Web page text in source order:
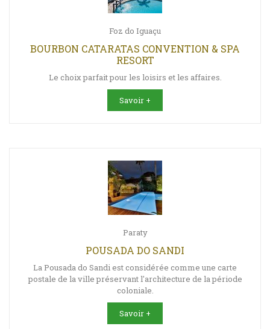
Foz do Iguaçu
BOURBON CATARATAS CONVENTION & SPA
RESORT
Le choix parfait pour les loisirs et les affaires.
Savoir +
Paraty
POUSADA DO SANDI
La Pousada do Sandi est considérée comme une carte
postale de la ville préservant l'architecture de la période
coloniale.
Savoir +